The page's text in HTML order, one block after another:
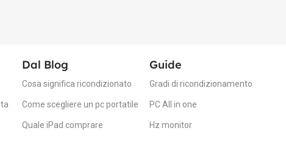
iOS 26 PROCESSORE Apple A12 Bionic
RISOLUZIONE MASSIMA
Dal Blog
Cosa significa ricondizionato
Come scegliere un pc portatile
Quale iPad comprare
Guide
Gradi di ricondizionamento
PC All in one
Hz monitor